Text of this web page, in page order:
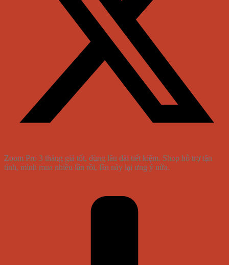
Zoom Pro 3 tháng giá tốt, dùng lâu dài tiết kiệm. Shop hỗ trợ tận
tình, mình mua nhiều lần rồi, lần này lại ưng ý nữa.